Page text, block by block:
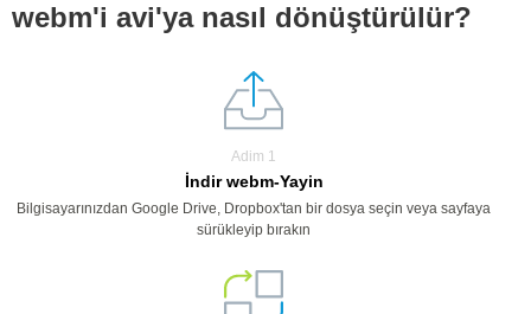
webm'i avi'ya nasıl dönüştürülür?
Adim 1
İndir webm-Yayin
Bilgisayarınızdan Google Drive, Dropbox'tan bir dosya seçin veya sayfaya
sürükleyip bırakın